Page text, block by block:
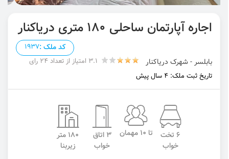
اجاره آپارتمان ساحلی ۱۸۰ متری دریاکنار
کد ملک :1937
بابلسر - شهرک دریاکنار
3.1 امتیاز از تعداد 24 رای
تاریخ ثبت ملک: 4 سال پیش
6 تخت
خواب
تا 10 مهمان
3 اتاق
خواب
180 متر
زیربنا